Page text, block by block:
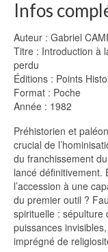
Infos
Auteur : Gabriel
Titre : Introduction à
perdu
Éditions : Points
Format : Poche
Année : 1982
Préhistorien et
crucial de
du franchissement
lancé définitivement.
l’accession à une
du premier outil ?
spirituelle : sépulture
puissances
imprégné de